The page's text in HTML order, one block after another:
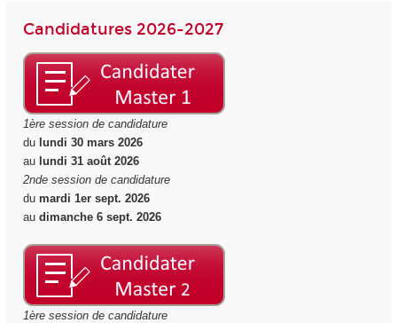
Candidatures 2026-2027
1ère session de candidature
dulundi 30 mars 2026
au lundi 31 août 2026
2nde session de candidature
dumardi 1er sept. 2026
au dimanche 6 sept. 2026
1ère session de candidature